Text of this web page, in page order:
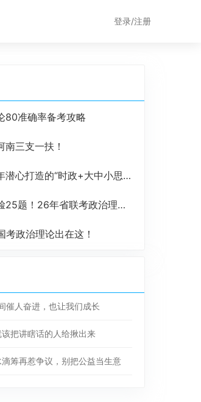
登录/注册
80准确率备考攻略
南三支一扶！
造的“时政+大中小思政题库一体化”课题圆满收官！
！26年省联考政治理论这些在这里！
考政治理论出在这！
催人奋进，也让我们成长
把讲瞎话的人给揪出来
筹再惹争议，别把公益当生意